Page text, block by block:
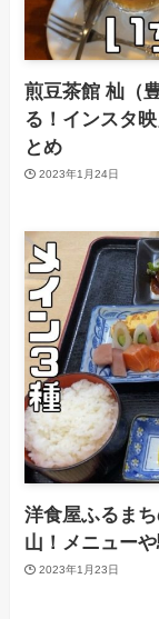
煎豆茶館 杣（
る！インスタ
とめ
2023年1月24日
洋食屋ふるま
山！メニュー
2023年1月23日